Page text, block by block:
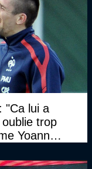
"Ca lui a
trop
Yoann